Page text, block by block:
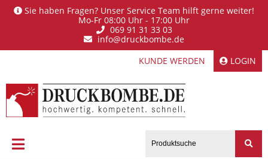
Sie haben Fragen? Unser Service Team hilft gerne weiter!
Mo-Fr 08:00 Uhr - 17:00 Uhr
069 91 31 33 03
info@druckbombe.de
KUNDE WERDEN
LOGIN